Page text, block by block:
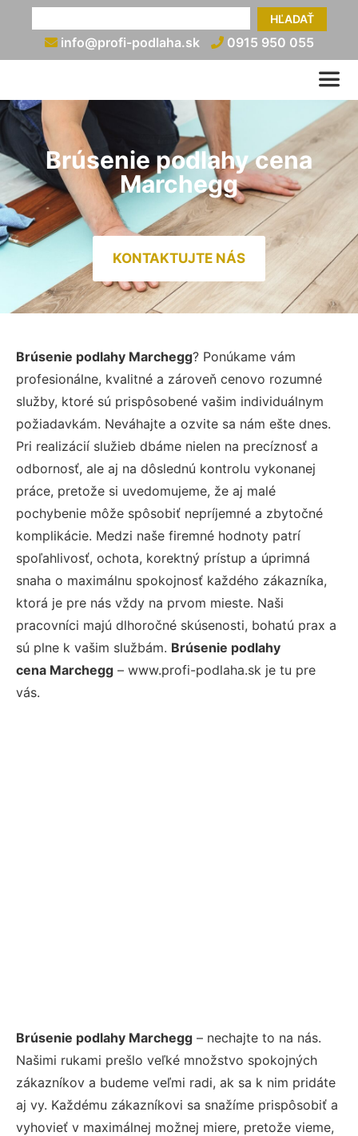
HĽADAŤ
info@profi-podlaha.sk 0915 950 055
Brúsenie podlahy cena
Marchegg
KONTAKTUJTE NÁS
Brúsenie podlahy Marchegg? Ponúkame vám
profesionálne, kvalitné a zároveň cenovo rozumné
služby, ktoré sú prispôsobené vašim individuálnym
požiadavkám. Neváhajte a ozvite sa nám ešte dnes.
Pri realizácií služieb dbáme nielen na precíznosť a
odbornosť, ale aj na dôslednú kontrolu vykonanej
práce, pretože si uvedomujeme, že aj malé
pochybenie môže spôsobiť nepríjemné a zbytočné
komplikácie. Medzi naše firemné hodnoty patrí
spoľahlivosť, ochota, korektný prístup a úprimná
snaha o maximálnu spokojnosť každého zákazníka,
ktorá je pre nás vždy na prvom mieste. Naši
pracovníci majú dlhoročné skúsenosti, bohatú prax a
sú plne k vašim službám. Brúsenie podlahy
cena Marchegg – www.profi-podlaha.sk je tu pre
vás.
Brúsenie podlahy Marchegg – nechajte to na nás.
Našimi rukami prešlo veľké množstvo spokojných
zákazníkov a budeme veľmi radi, ak sa k nim pridáte
aj vy. Každému zákazníkovi sa snažíme prispôsobiť a
vyhovieť v maximálnej možnej miere, pretože vieme,